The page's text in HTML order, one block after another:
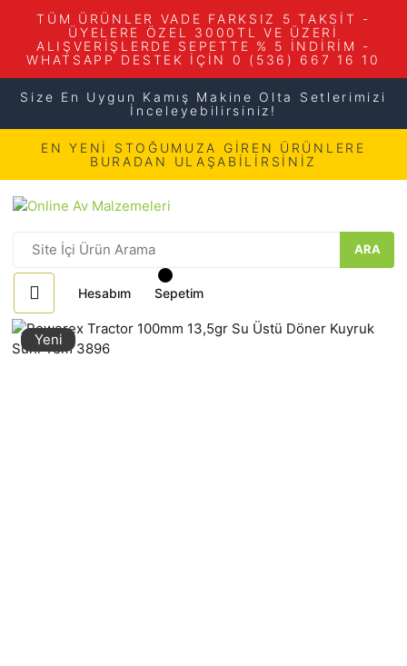
TÜM ÜRÜNLER VADE FARKSIZ 5 TAKSİT -
ÜYELERE ÖZEL 3000TL VE ÜZERİ
ALIŞVERİŞLERDE SEPETTE % 5 İNDİRİM -
WHATSAPP DESTEK İÇİN 0 (536) 667 16 10
Size En Uygun Kamış Makine Olta Setlerimizi
İnceleyebilirsiniz!
EN YENİ STOĞUMUZA GİREN ÜRÜNLERE
BURADAN ULAŞABİLİRSİNİZ
ARA
Hesabım Sepetim
Yeni